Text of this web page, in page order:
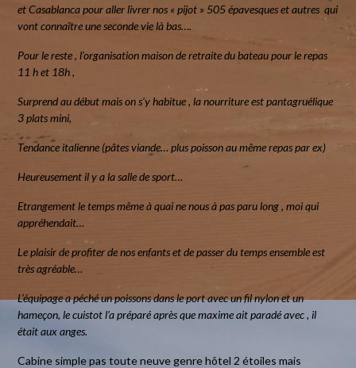
et Casablanca pour aller livrer nos « pijot » 505 épavesques et autres qui
vont connaître une seconde vie là bas….
Pour le reste , l’organisation maison de retraite du bateau pour le repas
11 h et 18h ,
Surprend au début mais on s’y habitue , la nourriture est pantagruélique
3 plats mini,
Tendance italienne (pâtes viande… plus poisson au même repas par ex)
Heureusement il y a la salle de sport…
Etrangement le temps même à quai ne nous à pas paru long , moi qui
appréhendait…
Le plaisir de profiter de nos enfants et de passer du temps ensemble est
très agréable…
L’équipage a péché un poissons dans le port avec un fil nylon et un
hameçon, le cuistot l’a préparé après que maxime ait paradé avec , il
était aux anges.
Cabine simple pas toute neuve genre hôtel 2 étoiles mais